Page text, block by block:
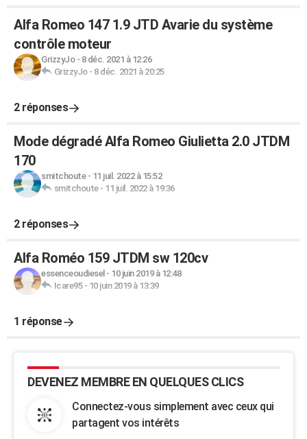
Alfa Romeo 147 1.9 JTD Avarie du système
contrôle moteur
GrizzyJo- 8 déc. 2021 à 12:26
GrizzyJo- 8 déc. 2021 à 20:25
2 réponses
Mode dégradé Alfa Romeo Giulietta 2.0 JTDM
170
smitchoute- 11 juil. 2022 à 15:52
smitchoute- 11 juil. 2022 à 19:36
2 réponses
Alfa Roméo 159 JTDM sw 120cv
essenceoudiesel - 10 juin 2019 à 12:48
Icare95- 10 juin 2019 à 13:39
1 réponse
DEVENEZ MEMBRE EN QUELQUES CLICS
Connectez-vous simplement avec ceux qui
partagent vos intérêts